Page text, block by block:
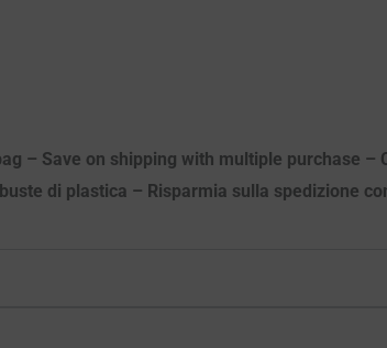
– Save on shipping with multiple purchase –
di plastica – Risparmia sulla spedizione